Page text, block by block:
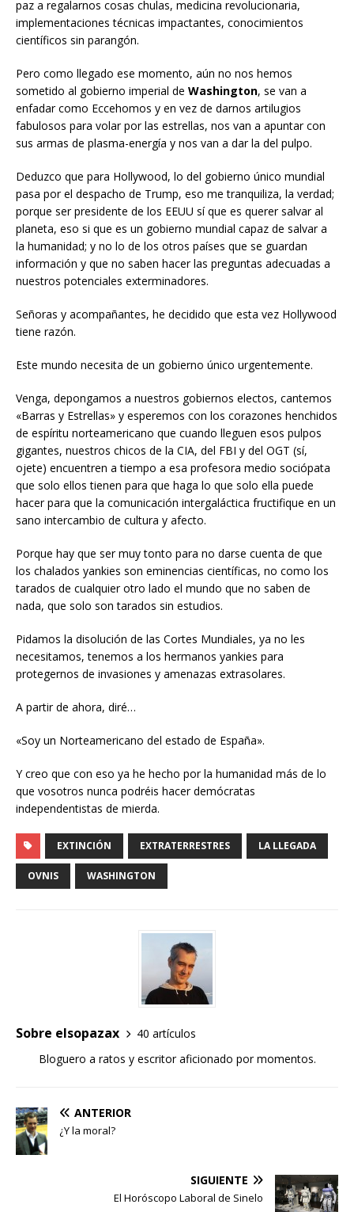
paz a regalarnos cosas chulas, medicina revolucionaria,
implementaciones técnicas impactantes, conocimientos
científicos sin parangón.
Pero como llegado ese momento, aún no nos hemos
sometido al gobierno imperial de Washington, se van a
enfadar como Eccehomos y en vez de darnos artilugios
fabulosos para volar por las estrellas, nos van a apuntar con
sus armas de plasma-energía y nos van a dar la del pulpo.
Deduzco que para Hollywood, lo del gobierno único mundial
pasa por el despacho de Trump, eso me tranquiliza, la verdad;
porque ser presidente de los EEUU sí que es querer salvar al
planeta, eso si que es un gobierno mundial capaz de salvar a
la humanidad; y no lo de los otros países que se guardan
información y que no saben hacer las preguntas adecuadas a
nuestros potenciales exterminadores.
Señoras y acompañantes, he decidido que esta vez Hollywood
tiene razón.
Este mundo necesita de un gobierno único urgentemente.
Venga, depongamos a nuestros gobiernos electos, cantemos
«Barras y Estrellas» y esperemos con los corazones henchidos
de espíritu norteamericano que cuando lleguen esos pulpos
gigantes, nuestros chicos de la CIA, del FBI y del OGT (sí,
ojete) encuentren a tiempo a esa profesora medio sociópata
que solo ellos tienen para que haga lo que solo ella puede
hacer para que la comunicación intergaláctica fructifique en un
sano intercambio de cultura y afecto.
Porque hay que ser muy tonto para no darse cuenta de que
los chalados yankies son eminencias científicas, no como los
tarados de cualquier otro lado el mundo que no saben de
nada, que solo son tarados sin estudios.
Pidamos la disolución de las Cortes Mundiales, ya no les
necesitamos, tenemos a los hermanos yankies para
protegernos de invasiones y amenazas extrasolares.
A partir de ahora, diré…
«Soy un Norteamericano del estado de España».
Y creo que con eso ya he hecho por la humanidad más de lo
que vosotros nunca podréis hacer demócratas
independentistas de mierda.
EXTINCIÓN EXTRATERRESTRES LA LLEGADA
OVNIS WASHINGTON
Sobre elsopazax
40 artículos
Bloguero a ratos y escritor aficionado por momentos.
ANTERIOR
¿Y la moral?
SIGUIENTE
El Horóscopo Laboral de Sinelo